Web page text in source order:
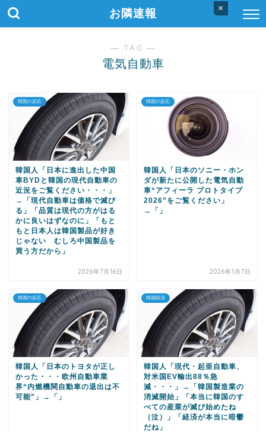
×
お隣速報
― TAG ―
電気自動車
韓国の反応
韓国人「日本に進出した中国
車BYDと韓国の現代自動車の
近況をご覧ください・・・」
→「現代自動車は価格で滅び
る」「品質は現代の方がはる
かに良いはずなのに」「もと
もと日本人は韓国製品が好き
じゃない むしろ中国製品を
買う方だから」
2026年7月16日
韓国の反応
韓国人「日本のソニー・ホン
ダが新たに公開した電気自動
車“アフィーラ プロトタイプ
2026”をご覧ください」
→「」
2026年1月7日
韓国の反応
韓国人「日本のトヨタが正し
かった・・・欧州自動車業
界“内燃機関自動車の退出は不
可能”」→「」
韓国経済
韓国人「現代・起亜自動車、
対米国EV輸出88％急
減・・・」→「韓国製造業の
消滅開始」「本当に韓国のす
べての産業が滅び始めたね
（泣）」「経済が本当に暗鬱
だね」